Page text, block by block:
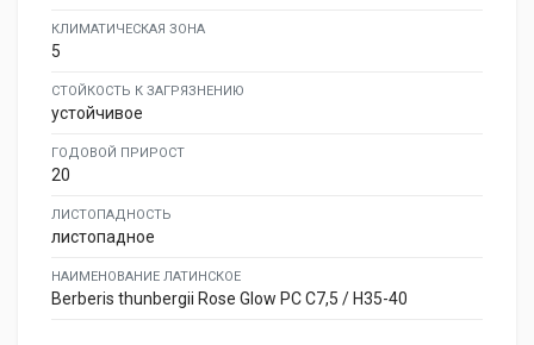
КЛИМАТИЧЕСКАЯ ЗОНА
5
СТОЙКОСТЬ К ЗАГРЯЗНЕНИЮ
устойчивое
ГОДОВОЙ ПРИРОСТ
20
ЛИСТОПАДНОСТЬ
листопадное
НАИМЕНОВАНИЕ ЛАТИНСКОЕ
Berberis thunbergii Rose Glow PC C7,5 / H35-40